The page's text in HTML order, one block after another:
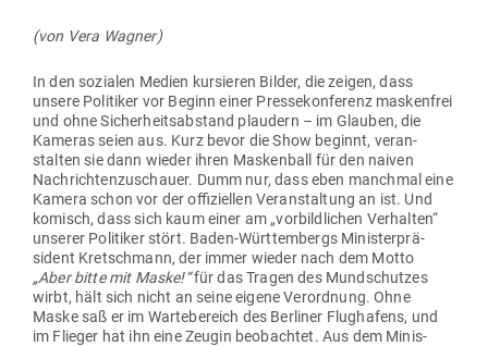
(von Vera Wagner)
In den sozialen Medien kur­sieren Bilder, die zeigen, dass
unsere Poli­tiker vor Beginn einer Pres­se­kon­ferenz mas­kenfrei
und ohne Sicher­heits­ab­stand plaudern – im Glauben, die
Kameras seien aus. Kurz bevor die Show beginnt, ver­an­
stalten sie dann wieder ihren Mas­kenball für den naiven
Nach­rich­ten­zu­schauer. Dumm nur, dass eben manchmal eine
Kamera schon vor der offi­zi­ellen Ver­an­staltung an ist. Und
komisch, dass sich kaum einer am „vor­bild­lichen Ver­halten“
unserer Poli­tiker stört. Baden-Würt­tem­bergs Minis­ter­prä­
sident Kret­schmann, der immer wieder nach dem Motto
„Aber bitte mit Maske!“für das Tragen des Mund­schutzes
wirbt, hält sich nicht an seine eigene Ver­ordnung. Ohne
Maske saß er im War­te­be­reich des Ber­liner Flug­hafens, und
im Flieger hat ihn eine Zeugin beob­achtet. Aus dem Minis­